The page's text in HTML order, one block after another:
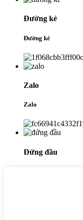
Đường kẻ
Đường kẻ
Zalo
Zalo
Đứng đầu